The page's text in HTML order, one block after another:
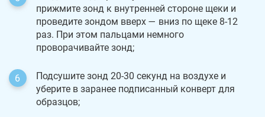
прижмите зонд к внутренней стороне щеки и
проведите зондом вверх — вниз по щеке 8-12
раз. При этом пальцами немного
проворачивайте зонд;
Подсушите зонд 20-30 секунд на воздухе и
уберите в заранее подписанный конверт для
образцов;